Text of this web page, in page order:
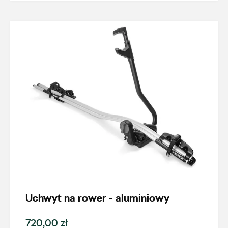
Uchwyt na rower - aluminiowy
720,00 zł
ul. Gumniska 36a, Tarnów
+48 146 274 566
+48 784 377 454